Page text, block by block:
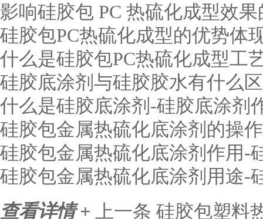
影响硅胶包 PC 热硫化成型效
硅胶包PC热硫化成型的优势体
什么是硅胶包PC热硫化成型工
硅胶底涂剂与硅胶胶水有什么
什么是硅胶底涂剂-硅胶底涂剂
硅胶包金属热硫化底涂剂的操
硅胶包金属热硫化底涂剂作用-
硅胶包金属热硫化底涂剂用途-
查看详情 +
上一条 硅胶包塑料